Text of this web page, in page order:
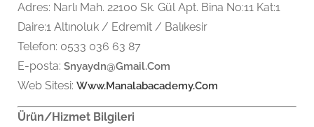
Adres: Narlı Mah. 22100 Sk. Gül Apt. Bina No:11 Kat:1
Daire:1 Altınoluk / Edremit / Balıkesir
Telefon: 0533 036 63 87
E-posta: Snyaydn@gmail.com
Web Sitesi: Www.manalabacademy.com
Ürün/Hizmet Bilgileri